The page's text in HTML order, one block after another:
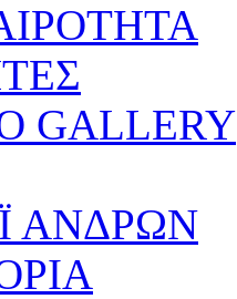
GALLERY
ΑΝΔΡΩΝ